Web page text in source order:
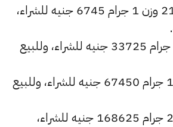
أسعار الذهب عيار 21 وزن 1 جرام 6745 جنيه للشراء،
سعر عيار 21 وزن 5 جرام 33725 جنيه للشراء، وللبيع
سعر عيار 21 وزن 10 جرام 67450 جنيه للشراء، وللبيع
سعر عيار 21 وزن 25 جرام 168625 جنيه للشراء،